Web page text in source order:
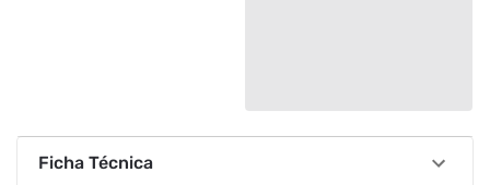
Ficha Técnica